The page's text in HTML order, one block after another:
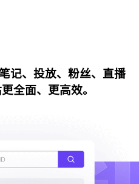
记、投放、粉丝、直播
全面、更高效。